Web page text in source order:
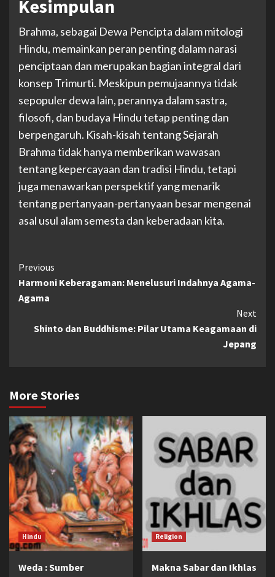
Kesimpulan
Brahma, sebagai Dewa Pencipta dalam mitologi
Hindu, memainkan peran penting dalam narasi
penciptaan dan merupakan bagian integral dari
konsep Trimurti. Meskipun pemujaannya tidak
sepopuler dewa lain, perannya dalam sastra,
filosofi, dan budaya Hindu tetap penting dan
berpengaruh. Kisah-kisah tentang Sejarah
Brahma tidak hanya memberikan wawasan
tentang kepercayaan dan tradisi Hindu, tetapi
juga menawarkan perspektif yang menarik
tentang pertanyaan-pertanyaan besar mengenai
asal usul alam semesta dan keberadaan kita.
Continue
Reading
Previous
Harmoni Keberagaman: Menelusuri Indahnya Agama-
Agama
Next
Shinto dan Buddhisme: Pilar Utama Keagamaan di
Jepang
More Stories
Hindu
Weda : Sumber
Religion
Makna Sabar dan Ikhlas